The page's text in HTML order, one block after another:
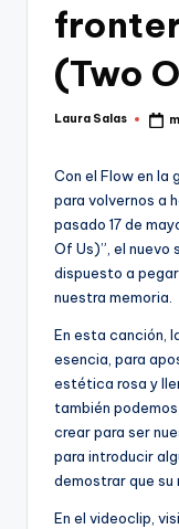
(Two
Publicado
Laura Salas
Con el Flow en la
para volvernos a
pasado 17 de
Of Us)”, el nuevo
dispuesto a
nuestra memoria.
En esta canción,
esencia, para
estética rosa y
también
crear para ser
para introducir
demostrar que su
En el videoclip,